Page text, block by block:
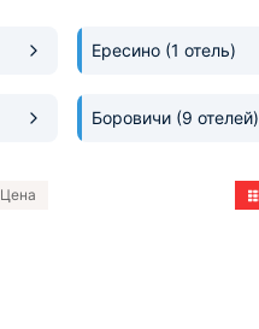
Ересино (1 отель)
Боровичи (9 отелей)
Цена